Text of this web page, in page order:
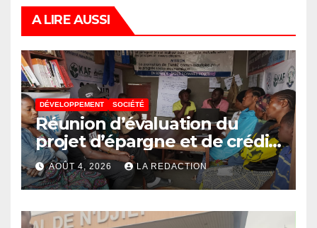
A LIRE AUSSI
DÉVELOPPEMENT SOCIÉTÉ
Réunion d’évaluation du
projet d’épargne et de crédit
de JIRANI MSAADA Asbl : des
résultats encourageants et
une expansion annoncée
AOÛT 4, 2026 LA REDACTION